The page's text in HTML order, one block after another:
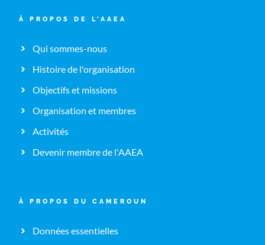
À PROPOS DE L'AAEA
Qui sommes-nous
Histoire de l'organisation
Objectifs et missions
Organisation et membres
Activités
Devenir membre de l'AAEA
À PROPOS DU CAMEROUN
Données essentielles